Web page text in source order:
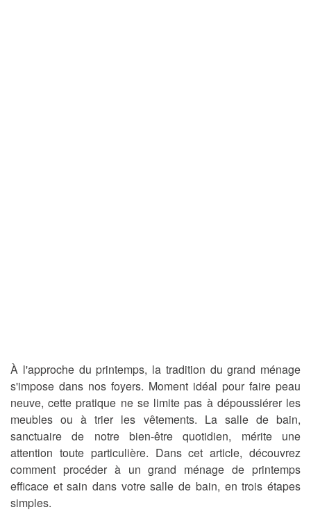
À l'approche du printemps, la tradition du grand ménage
s'impose dans nos foyers. Moment idéal pour faire peau
neuve, cette pratique ne se limite pas à dépoussiérer les
meubles ou à trier les vêtements. La salle de bain,
sanctuaire de notre bien-être quotidien, mérite une
attention toute particulière. Dans cet article, découvrez
comment procéder à un grand ménage de printemps
efficace et sain dans votre salle de bain, en trois étapes
simples.